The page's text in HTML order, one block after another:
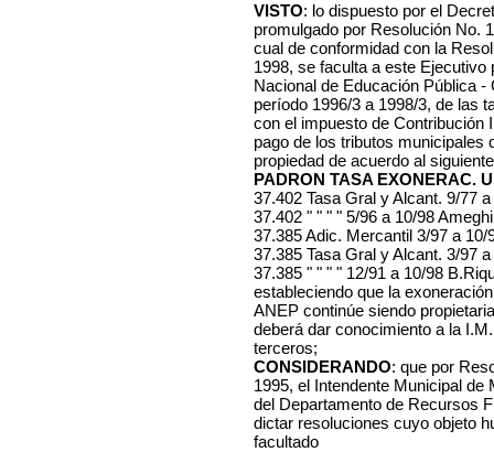
VISTO: lo dispuesto por el
promulgado por Resolución No.
cual de conformidad con la
1998, se faculta a este
Nacional de Educación Pública
período 1996/3 a 1998/3, de las
con el impuesto de Contribución
pago de los tributos municipales
propiedad de acuerdo al
PADRON TASA EXONERAC.
37.402 Tasa Gral y Alcant. 9/77
37.402 " " " " 5/96 a 10/98
37.385 Adic. Mercantil 3/97 a 10/
37.385 Tasa Gral y Alcant. 3/97
37.385 " " " " 12/91 a 10/98
estableciendo que la
ANEP continúe siendo
deberá dar conocimiento a la
terceros;
CONSIDERANDO: que por
1995, el Intendente Municipal
del Departamento de Recursos
dictar resoluciones cuyo objeto
facultado